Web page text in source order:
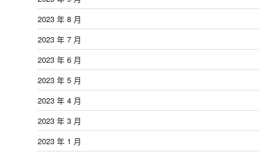
2023 年 8 月
2023 年 7 月
2023 年 6 月
2023 年 5 月
2023 年 4 月
2023 年 3 月
2023 年 1 月